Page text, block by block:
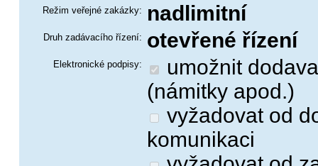
Režim veřejné zakázky: nadlimitní
Druh zadávacího řízení: otevřené řízení
Elektronické podpisy:
(námitky apod.)
komunikaci